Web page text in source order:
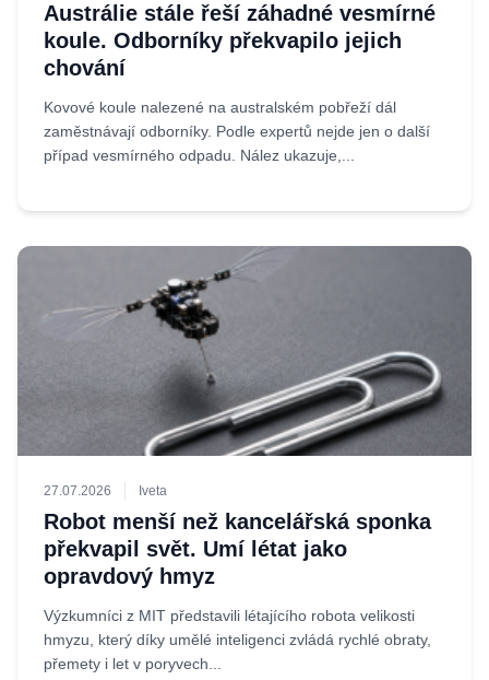
Austrálie stále řeší záhadné vesmírné
koule. Odborníky překvapilo jejich
chování
Kovové koule nalezené na australském pobřeží dál
zaměstnávají odborníky. Podle expertů nejde jen o další
případ vesmírného odpadu. Nález ukazuje,...
27.07.2026 Iveta
Robot menší než kancelářská sponka
překvapil svět. Umí létat jako
opravdový hmyz
Výzkumníci z MIT představili létajícího robota velikosti
hmyzu, který díky umělé inteligenci zvládá rychlé obraty,
přemety i let v poryvech...